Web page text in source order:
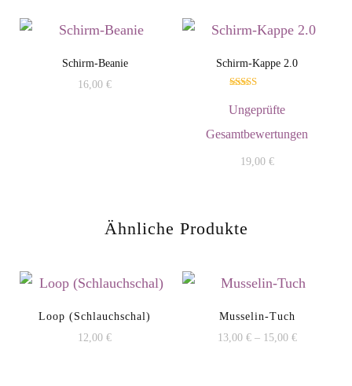
Schirm-Beanie
16,00€
Schirm-Kappe 2.0
5.00
von 5
Ungeprüfte
Gesamtbewertungen
19,00 €
Ähnliche Produkte
Loop (Schlauchschal)
12,00€
Musselin-Tuch
13,00 €– 15,00 €